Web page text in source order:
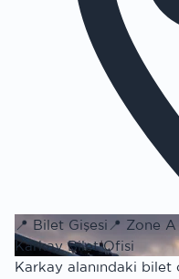
📍 Bilet Gişesi 📍 Zone A
Karkay Bilet Ofisi
Karkay alanındaki